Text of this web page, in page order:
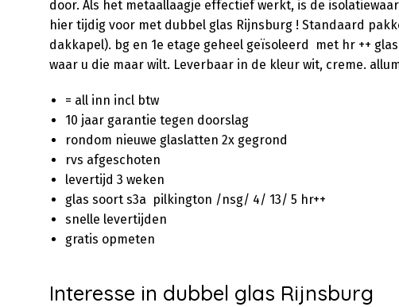
door. Als het metaallaagje effectief werkt, is de
hier tijdig voor met dubbel glas Rijnsburg ! Standaard
dakkapel). bg en 1e etage geheel geïsoleerd met hr ++
waar u die maar wilt. Leverbaar in de kleur wit, creme.
= all inn incl btw
10 jaar garantie tegen doorslag
rondom nieuwe glaslatten 2x gegrond
rvs afgeschoten
levertijd 3 weken
glas soort s3a pilkington /nsg/ 4/ 13/ 5 hr++
snelle levertijden
gratis opmeten
Interesse in dubbel glas Rijnsburg